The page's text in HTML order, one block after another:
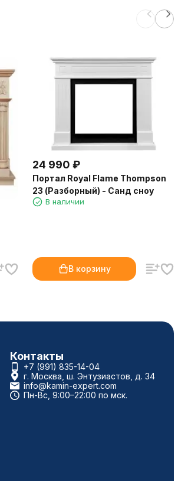
24 990 ₽
Портал Royal Flame Thompson
23 (Разборный) - Санд сноу
В наличии
В корзину
Контакты
+7 (991) 835-14-04
г. Москва, ш. Энтузиастов, д. 34
info@kamin-expert.com
Пн-Вс, 9:00–22:00 по мск.